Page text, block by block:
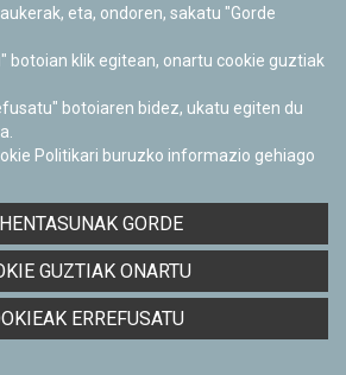
de Arte y Ciencia
Unibertsitatea
eta, ondoren, sakatu "Gorde
botoian klik egitean, onartu cookie guztiak
botoiaren bidez, ukatu egiten du
Politikari buruzko informazio gehiago
GORDE
GUZTIAK ONARTU
ERREFUSATU